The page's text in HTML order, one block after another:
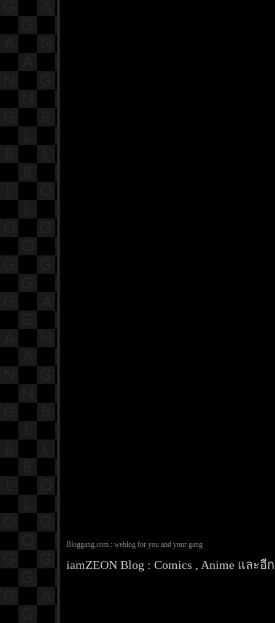
Bloggang.com : weblog for you and your gang
iamZEON Blog : Comics , Anime และอี